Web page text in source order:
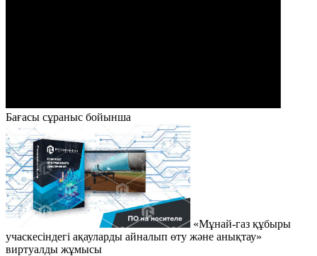
Бағасы сұраныс бойынша
«Мұнай-газ құбыры
учаскесіндегі ақауларды айналып өту және анықтау»
виртуалды жұмысы